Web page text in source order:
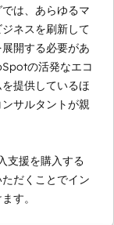
は、あらゆるマ
ネスを刷新して
開する必要があ
の活発なエコ
提供しているほ
サルタントが親
支援を購入する
だくことでイン
す。